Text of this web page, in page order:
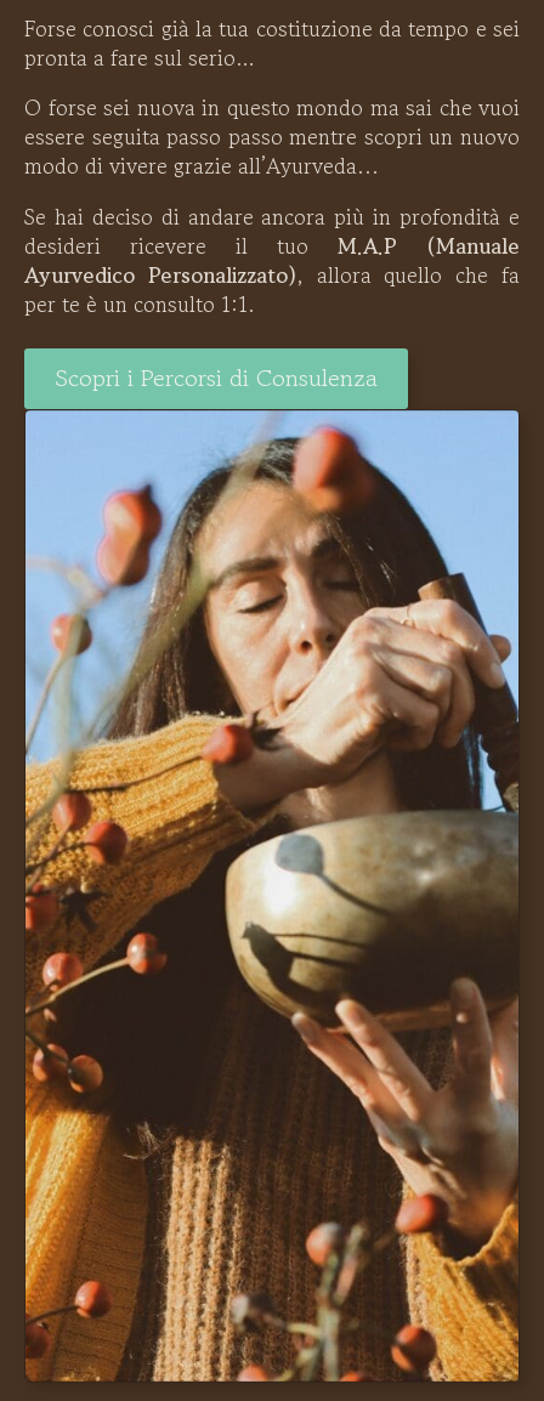
Forse conosci già la tua costituzione da tempo e sei
pronta a fare sul serio…
O forse sei nuova in questo mondo ma sai che vuoi
essere seguita passo passo mentre scopri un nuovo
modo di vivere grazie all’Ayurveda...
Se hai deciso di andare ancora più in profondità e
desideri ricevere il tuo M.A.P (Manuale
Ayurvedico Personalizzato), allora quello che fa
per te è un consulto 1:1.
Scopri i Percorsi di Consulenza